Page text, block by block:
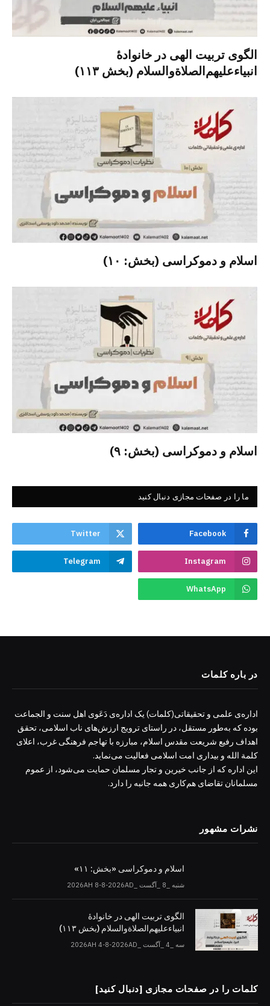
الگوی تربیت الهی در خانوادۀ
انبیاءعلیهم‌الصلاةو‌السلام (بخش ۱۱۳)
اسلام و دموکراسی (بخش: ۱۰)
اسلام و دموکراسی (بخش: ۹)
ما را در صفحات مجازی دنبال کنید
Facebook
Twitter
Instagram
Telegram
WhatsApp
در باره کلمات
اداره‌ی علمی و تحقیقاتی(کلمات) یک اداره‌ی دَعَوی اهل سنت و الجماعت
بوده که به‌طور مستقل، در راستای ترویج ارزش‌های ناب اسلامی، تحقق
اهداف رفیع شریعت مقدس اسلام، مبارزه با تهاجم فرهنگی غرب، اعلای
کلمة الله و بیداری امت اسلامی فعالیت می‌نماید.
این اداره که از جانب خیرین و تجار مسلمان حمایت می‌شود، از عموم
مسلمانان تقاضای هم‌کاری همه جانبه را دارد.
نشرات مشهور
اسلام و دموکراسی «بخش: ۱۱»
شنبه _8 _آگست _2026AH 8-8-2026AD
الگوی تربیت الهی در خانوادۀ
انبیاءعلیهم‌الصلاةو‌السلام (بخش ۱۱۳)
سه _4 _آگست _2026AH 4-8-2026AD
کلمات را در صفحات مجازی [دنبال کنید]